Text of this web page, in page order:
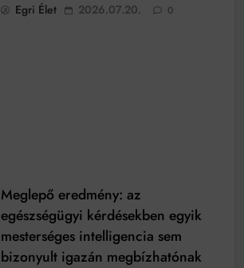
Egri Élet 2026.07.20. 0
Meglepő eredmény: az
egészségügyi kérdésekben egyik
mesterséges intelligencia sem
bizonyult igazán megbízhatónak